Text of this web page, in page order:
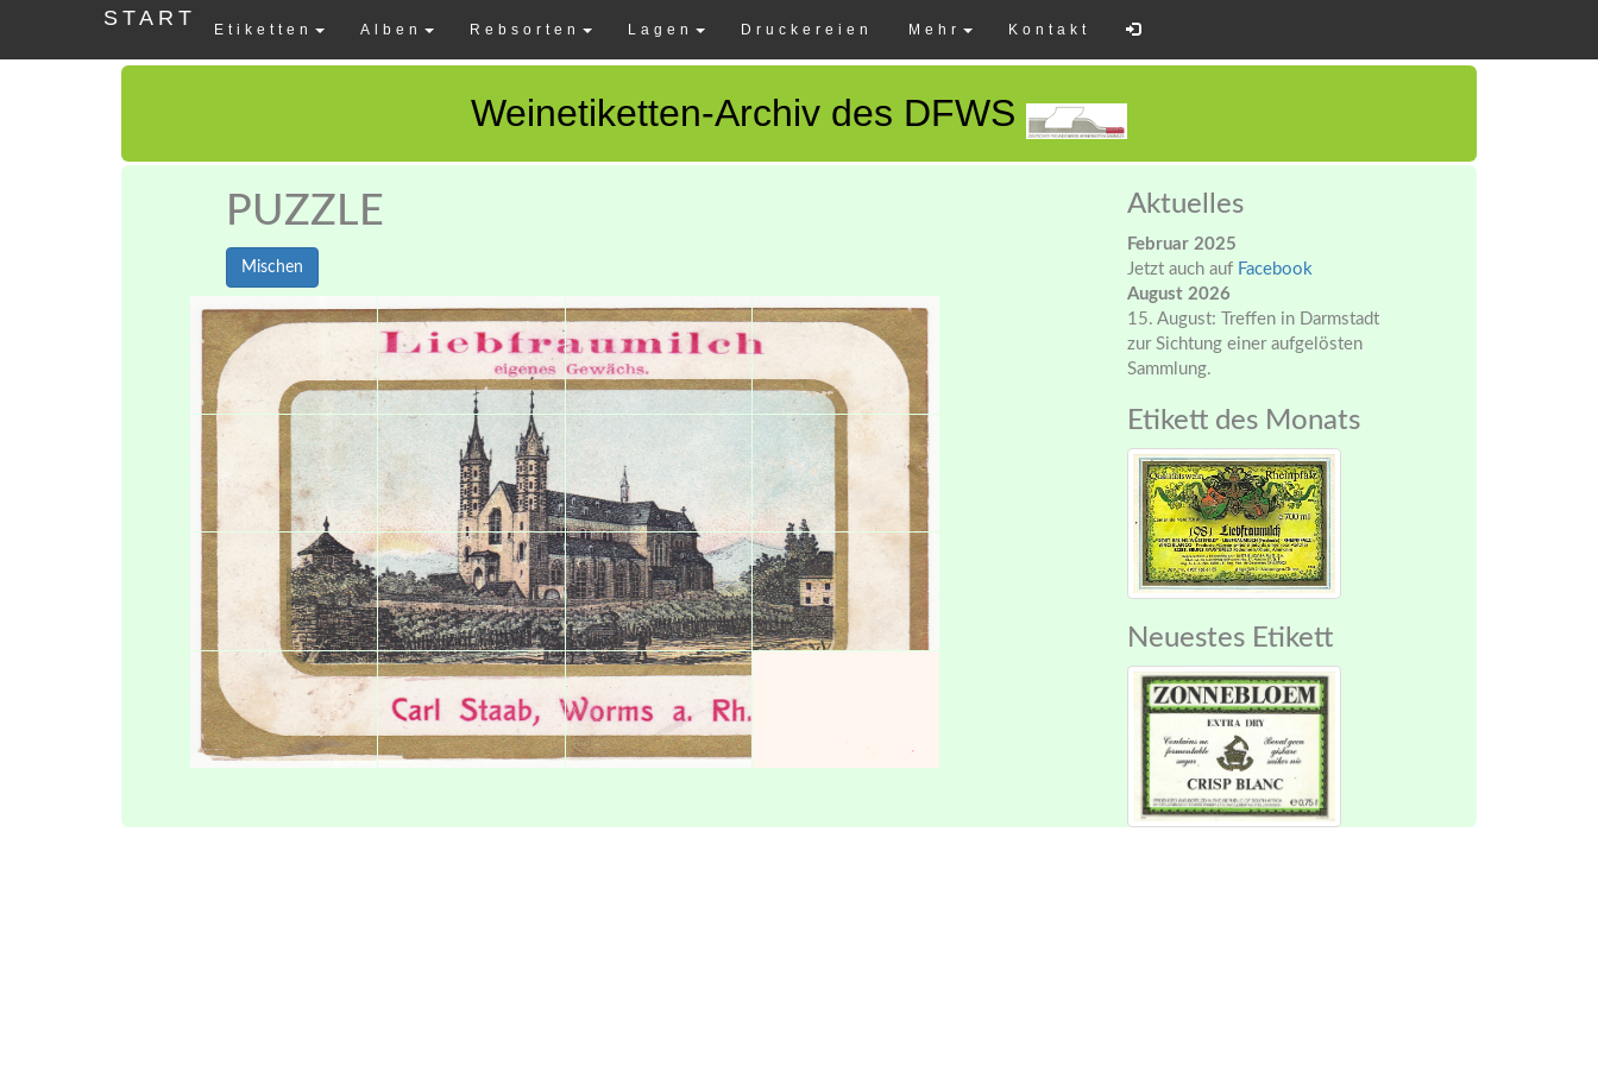
START Etiketten Alben Rebsorten Lagen Druckereien Mehr Kontakt
Weinetiketten-Archiv des DFWS
PUZZLE
Mischen
Aktuelles
Februar 2025
Jetzt auch auf Facebook
August 2026
15. August: Treffen in Darmstadt
zur Sichtung einer aufgelösten
Sammlung.
Etikett des Monats
Neuestes Etikett